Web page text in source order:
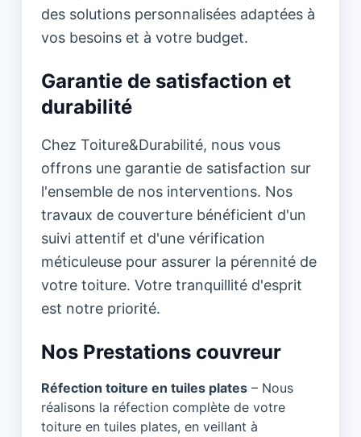
des solutions personnalisées adaptées à
vos besoins et à votre budget.
Garantie de satisfaction et
durabilité
Chez Toiture&Durabilité, nous vous
offrons une garantie de satisfaction sur
l'ensemble de nos interventions. Nos
travaux de couverture bénéficient d'un
suivi attentif et d'une vérification
méticuleuse pour assurer la pérennité de
votre toiture. Votre tranquillité d'esprit
est notre priorité.
Nos Prestations couvreur
Réfection toiture en tuiles plates – Nous
réalisons la réfection complète de votre
toiture en tuiles plates, en veillant à